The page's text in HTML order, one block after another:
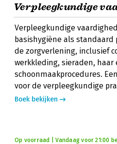
Verpleegkundige
Verpleegkundige
basishygiëne als
de zorgverlening, inclusief
werkkleding, sieraden, haar
schoonmaakprocedures.
voor de verpleegkundige
Boek bekijken
Op voorraad | Vandaag voor 21:00